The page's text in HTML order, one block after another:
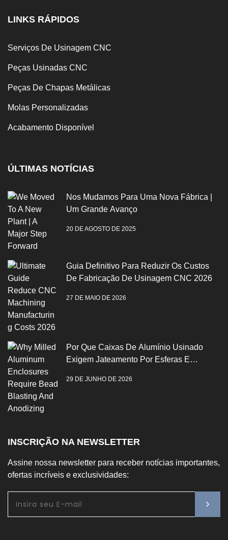
LINKS RÁPIDOS
Serviços De Usinagem CNC
Peças Usinadas CNC
Peças De Chapas Metálicas
Molas Personalizadas
Acabamento Disponível
ÚLTIMAS NOTÍCIAS
Nos Mudamos Para Uma Nova Fábrica |
Um Grande Avanço
20 DE AGOSTO DE 2025
Guia Definitivo Para Reduzir Os Custos
De Fabricação De Usinagem CNC 2026
27 DE MAIO DE 2026
Por Que Caixas De Alumínio Usinado
Exigem Jateamento Por Esferas E
29 DE JUNHO DE 2026
INSCRIÇÃO NA NEWSLETTER
Assine nossa newsletter para receber notícias importantes,
ofertas incríveis e exclusividades: